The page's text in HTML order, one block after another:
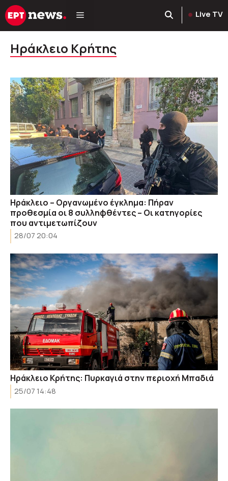
Μετάβαση
σε
Live TV
Ηράκλειο Κρήτης
Ηράκλειο – Οργανωμένο έγκλημα: Πήραν
προθεσμία οι 8 συλληφθέντες – Οι κατηγορίες
που αντιμετωπίζουν
28/07 20:04
Ηράκλειο Κρήτης: Πυρκαγιά στην περιοχή Μπαδιά
25/07 14:48